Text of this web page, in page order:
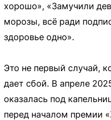
хорошо», «Замучили
морозы, всё ради
здоровье одно».
Это не первый случай,
дает сбой. В апреле
оказалась под
перед началом премии